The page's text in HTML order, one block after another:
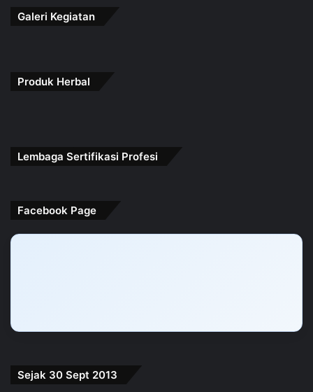
Galeri Kegiatan
Produk Herbal
Lembaga Sertifikasi Profesi
Facebook Page
Sejak 30 Sept 2013